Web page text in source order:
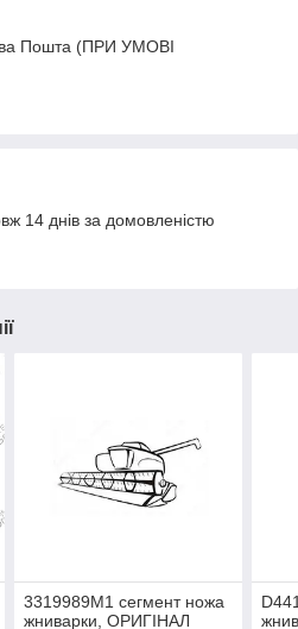
Пошта (ПРИ УМОВІ
14 днів за домовленістю
3319989M1 сегмент ножа
жниварки, ОРИГІНАЛ